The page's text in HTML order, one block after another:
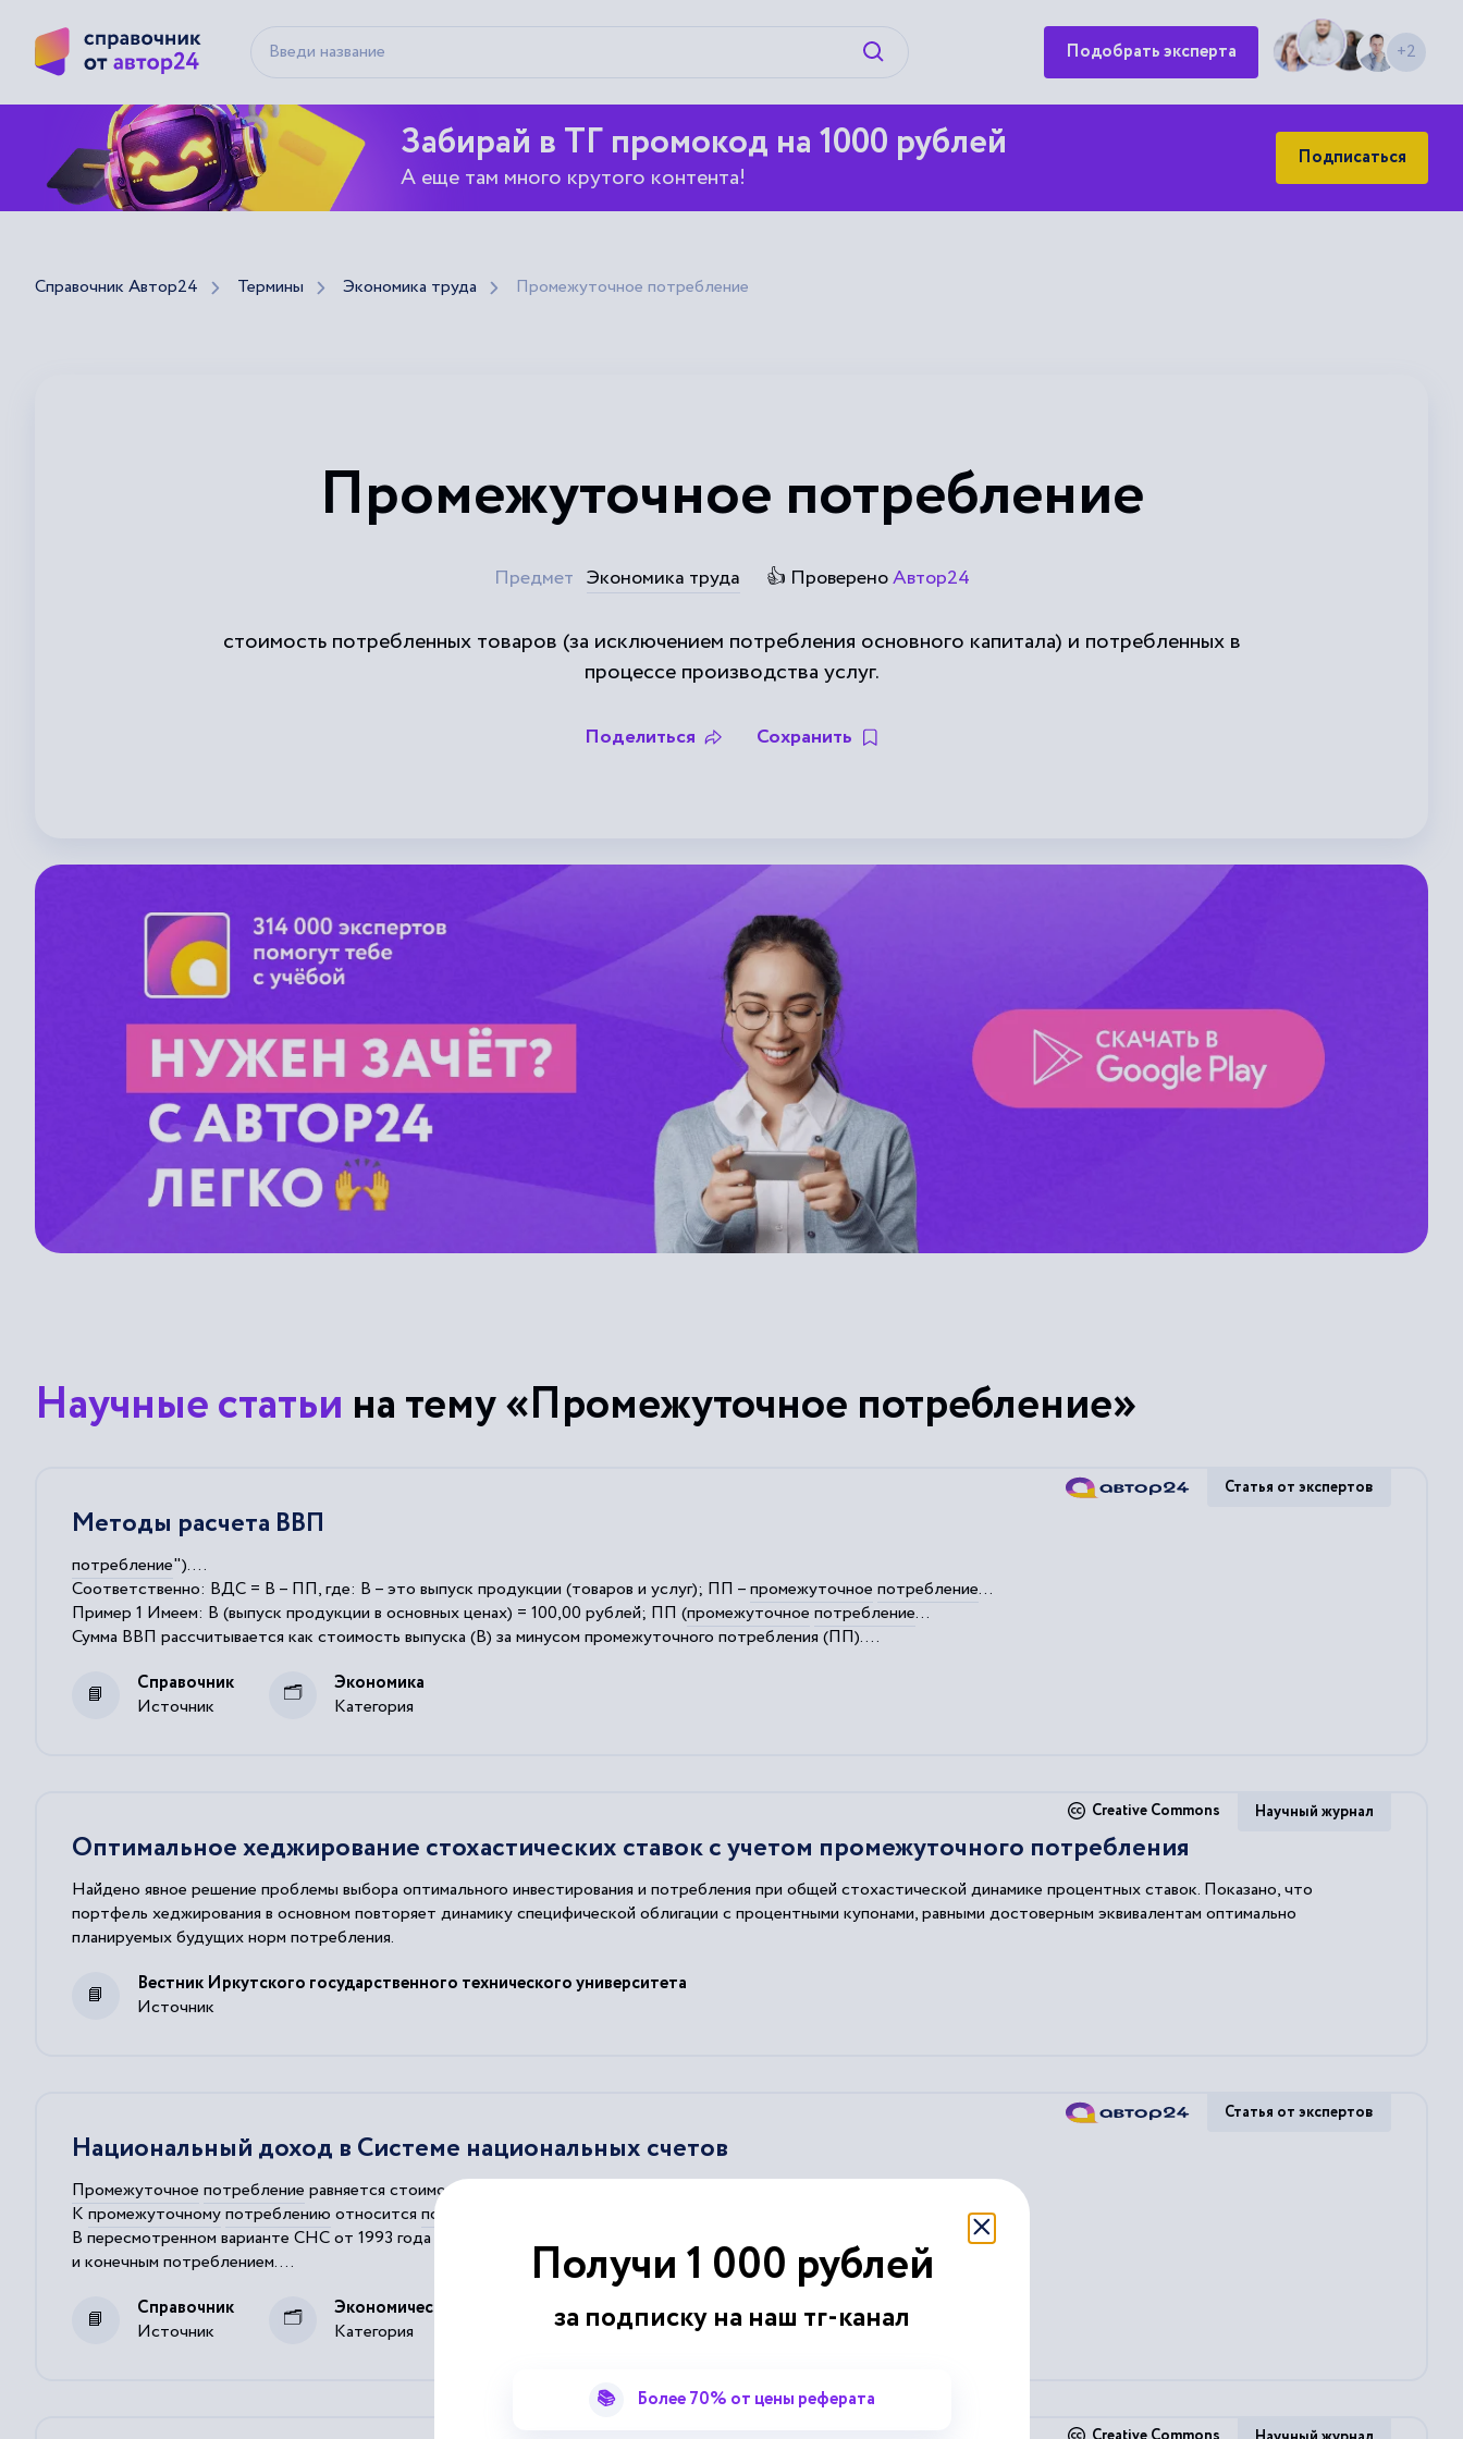
Искать Подобрать эксперта +2
Забирай в ТГ промокод на 1000 рублей
А еще там много крутого контента!
Подписаться
Справочник Автор24 Термины Экономика труда Промежуточное потребление
Промежуточное потребление
Предмет Экономика труда 👍 ПровереноАвтор24
стоимость потребленных товаров (за исключением потребления основного капитала) и потребленных в
процессе производства услуг.
Поделиться Сохранить
Научные статьи на тему «Промежуточное потребление»
Методы расчета ВВП
потребление")....
Соответственно: ВДС = В – ПП, где: В – это выпуск продукции (товаров и услуг); ПП –промежуточное потребление...
Пример 1 Имеем: В (выпуск продукции в основных ценах) = 100,00 рублей; ПП (промежуточное потребление...
Сумма ВВП рассчитывается как стоимость выпуска (В) за минусом промежуточного потребления (ПП)....
Источник
Справочник
Категория
Экономика
Статья от экспертов
Оптимальное хеджирование стохастических ставок с учетом промежуточного потребления
Найдено явное решение проблемы выбора оптимального инвестирования и потребления при общей стохастической динамике процентных ставок. Показано, что
портфель хеджирования в основном повторяет динамику специфической облигации с процентными купонами, равными достоверным эквивалентам оптимально
планируемых будущих норм потребления.
Источник
Вестник Иркутского государственного технического университета
Creative Commons Научный журнал
Национальный доход в Системе национальных счетов
Промежуточное потребление равняется стоимости товаров и услуг, трансформируемых или полностью потребляемых...
К промежуточномупотреблению относится потребление
В пересмотренном варианте СНС от 1993 года стоимость услуг банков распределяется между
и конечным потреблением....
Валовая добавленная стоимость равна разности выпуска товаров и услуг и промежуточного потребления
Источник
Справочник
Категория
Экономическая статистика
Статья от экспертов
Получи 1 000 рублей
за подписку на наш тг-канал
📚 Более 70% от цены реферата